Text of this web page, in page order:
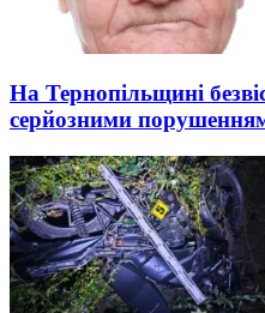
На Тернопільщині
серйозними